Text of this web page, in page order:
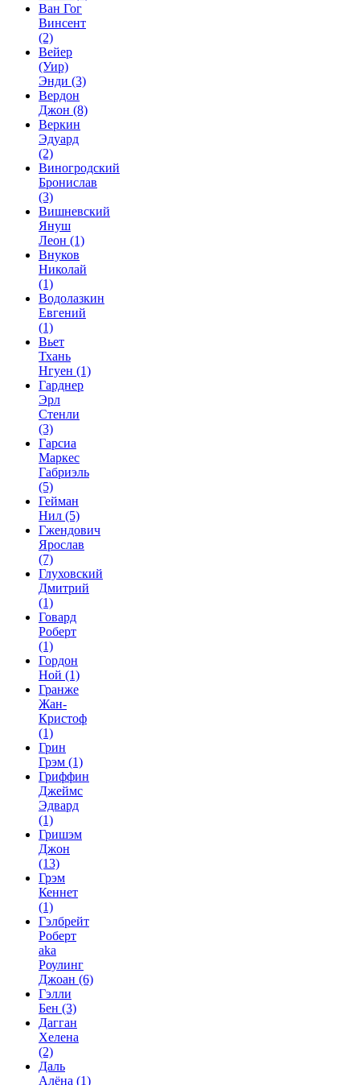
Ван Гог
Винсент
(2)
Вейер
(Уир)
Энди (3)
Вердон
Джон (8)
Веркин
Эдуард
(2)
Виногродский
Бронислав
(3)
Вишневский
Януш
Леон (1)
Внуков
Николай
(1)
Водолазкин
Евгений
(1)
Вьет
Тхань
Нгуен (1)
Гарднер
Эрл
Стенли
(3)
Гарсиа
Маркес
Габриэль
(5)
Гейман
Нил (5)
Гжендович
Ярослав
(7)
Глуховский
Дмитрий
(1)
Говард
Роберт
(1)
Гордон
Ной (1)
Гранже
Жан-
Кристоф
(1)
Грин
Грэм (1)
Гриффин
Джеймс
Эдвард
(1)
Гришэм
Джон
(13)
Грэм
Кеннет
(1)
Гэлбрейт
Роберт
aka
Роулинг
Джоан (6)
Гэлли
Бен (3)
Дагган
Хелена
(2)
Даль
Алёна (1)